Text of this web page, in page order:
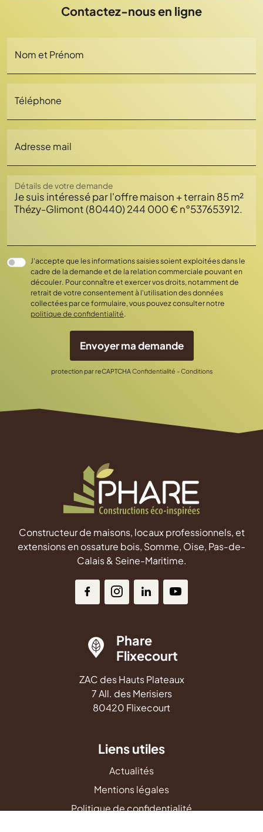
Contactez-nous en ligne
Chargement...
Nom et Prénom
Téléphone
Adresse mail
Détails de votre demande
J'accepte que les informations saisies soient exploitées dans le
cadre de la demande et de la relation commerciale pouvant en
découler. Pour connaître et exercer vos droits, notamment de
retrait de votre consentement à l'utilisation des données
collectées par ce formulaire, vous pouvez consulter notre
politique de confidentialité.
Envoyer ma demande
protection par reCAPTCHAConfidentialité -Conditions
Constructeur de maisons, locaux professionnels, et
extensions en ossature bois, Somme, Oise, Pas-de-
Calais & Seine-Maritime.
Phare
Flixecourt
ZAC des Hauts Plateaux
7 All. des Merisiers
80420 Flixecourt
Liens utiles
Actualités
Mentions légales
Politique de confidentialité